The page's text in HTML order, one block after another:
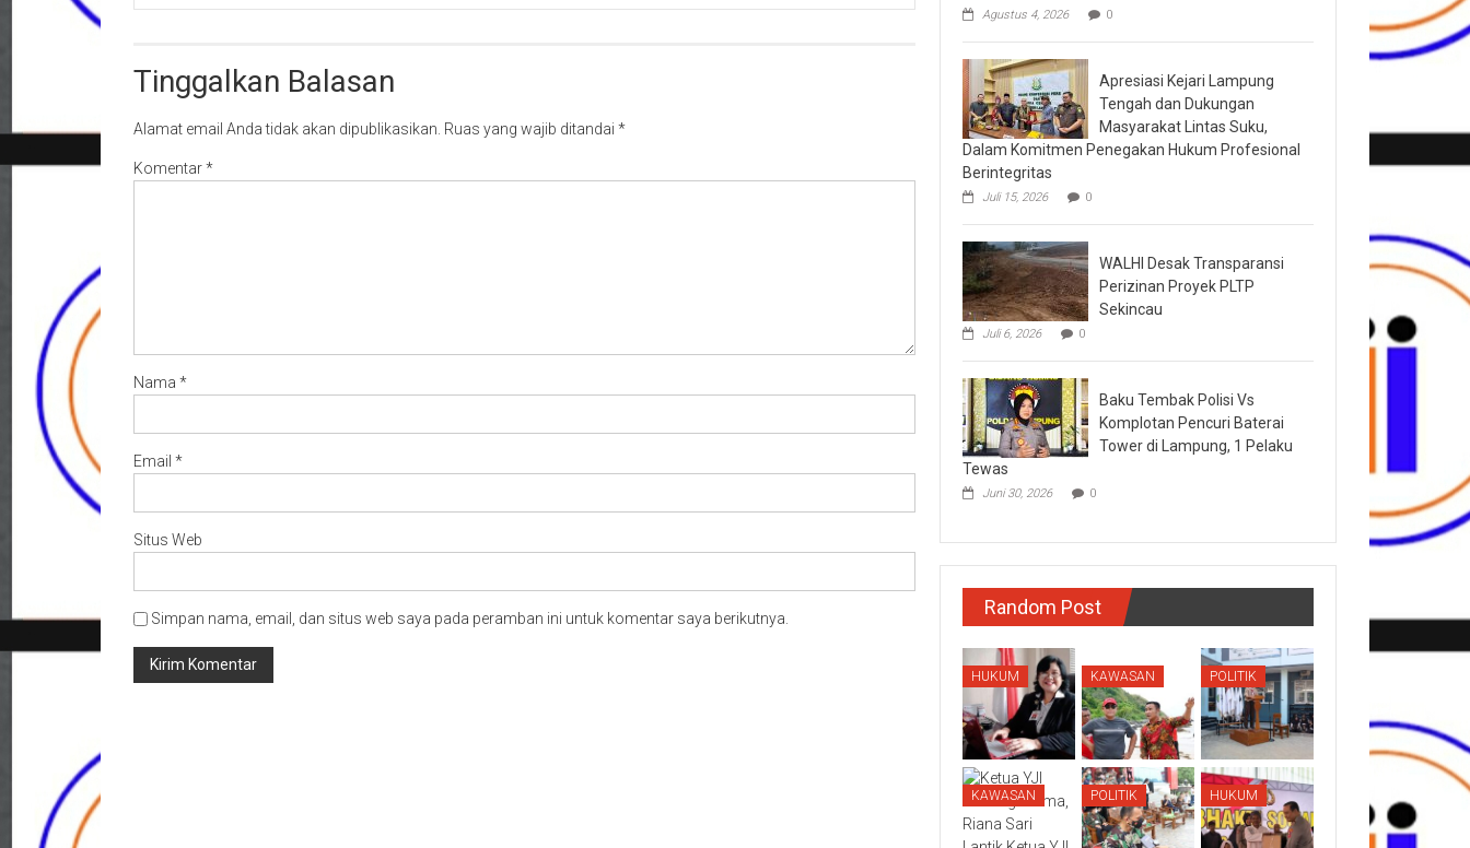
Tinggalkan Balasan
Alamat email Anda tidak akan dipublikasikan. Ruas yang wajib ditandai *
Komentar*
Nama *
Email *
Situs Web
Simpan nama, email, dan situs web saya pada peramban ini untuk komentar saya berikutnya.
Agustus 4, 2026 0
Apresiasi Kejari Lampung
Tengah dan Dukungan
Masyarakat Lintas Suku,
Dalam Komitmen Penegakan Hukum Profesional
Berintegritas
Juli 15, 2026 0
WALHI Desak Transparansi
Perizinan Proyek PLTP
Sekincau
Juli 6, 2026 0
Baku Tembak Polisi Vs
Komplotan Pencuri Baterai
Tower di Lampung, 1 Pelaku
Tewas
Juni 30, 2026 0
Random Post
HUKUM KAWASAN POLITIK
KAWASAN POLITIK HUKUM